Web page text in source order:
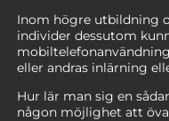
Inom högre utbildning
individer dessutom
eller andras inlärning
Hur lär man sig en
någon möjlighet att